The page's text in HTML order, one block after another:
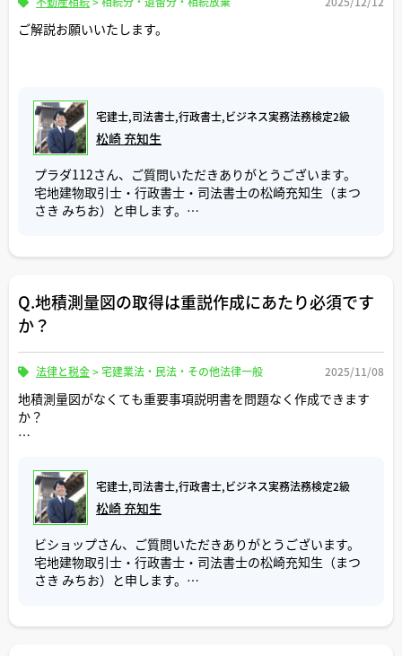
２. 買主様側のケース
・自己資金の用意不足
いと、決済当日に振込伝票を出しても「残高不足」で処理
がストップしてしまいます。
・住民票にマイナンバーの記載がある
買主様には住民票を用意していただく必要がありますが、
住民票にマイナンバーが記載されているものは登記申請に
利用できません。マイナンバーが省略されている住民票を
・本人が決済場所に来られない、意思確認が取れない
病気や事故、急な体調不良などで本人が来られないケース
があります。また、司法書士は決済当日に「売却・購入の
に取れないと判断された場合、決済手続は進めることがで
きなくなります。
決済当日に出席できない場合、意思確認が取れるか分から
ない場合は、事前に司法書士との面談を済ませていただく
一部ではありますが、以上が実際に起きた決済当日のトラ
ブル事例です。
決済当日のトラブルを防ぐ最も確実な方法は、「事前の確
認」です。
売買契約締結以降に、必要書類（権利証、印鑑証明書、住
民票など）のコピーを不動産会社に提出いただけると、決
これらの準備をしておくことで、決済当日はスムーズに、
以上のように、通常の審査プロセスで犯罪歴が露呈するリ
スクは限定的です。
ご参考にしていただけましたら幸いです。
すでになされている登記の内容によって、その後の手続や
税金面での影響が異なりますので、以下の2つのケースで整
（相続人全員が法定分通りに登記名義を持っている状態）
この状態は、まだ具体的な「誰がどの遺産を継ぐか」とい
状態です。
この場合、やり直しによる影響は、ほぼありません。新た
「遺産分割」として持分移転登記を行うことで、最終的に
ケース2. すでに「遺産分割」の結果が登記されている場合
（または登記原因が「相続」でも、特定の相続人が単独で
こちらは、一度「この人が相続財産を取得した」と決めた
内容が登記簿に公示されている状態です。
し直す必要があります。
注意点として、この登記申請を行うと、税務署からは「一
度は決まった所有権を、別の相続人に無償で譲渡した」と
みなされ、贈与税が課税されるリスクがあります。
このように、遺産分割協議をやり直しすること自体は可能
ご解説お願いいたします。
宅建士,司法書士,行政書士,ビジネス実務法務検定2級
松崎 充知生
プラダ112さん、ご質問いただきありがとうございます。
宅地建物取引士・行政書士・司法書士の松崎充知生（まつ
さき みちお）と申します。
結論から申し上げますと、法務局に更正登記を申請し、
甲・乙の共有名義から乙単独名義に修正することになりま
す。なぜなら、民法第939条により、相続放棄をした甲は最
初から相続人ではなかったとみなされる為です。
登記申請では、相続放棄をした甲の協力が必要で、添付書
類として家庭裁判所から発行された甲の相続放棄申述受理
証明書、甲の印鑑証明書、甲の権利証(登記識別情報)、(司
登録免許税は、不動産1件につき 1,000円です。
登記完了後、甲持分を取得した乙に対し、新たな権利証(登
乙はこの不動産を売却される際、甲乙の共同相続の登記完
了後に発行された権利証(登記識別情報)と、甲持分を取得
なります。
Q.地積測量図の取得は重説作成にあたり必須です
か？
法律と税金>宅建業法・民法・その他法律一般 2025/11/08
地積測量図がなくても重要事項説明書を問題なく作成できます
か？
土地売却、戸建て売却、区分所有売却それぞれについて教えてく
ださい。
宅建士,司法書士,行政書士,ビジネス実務法務検定2級
松崎 充知生
ビショップさん、ご質問いただきありがとうございます。
宅地建物取引士・行政書士・司法書士の松崎充知生（まつ
さき みちお）と申します。